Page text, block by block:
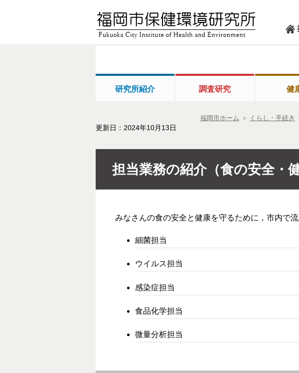
研究所紹介 調査研究 健
福岡市ホーム ＞ くらし・手続き
更新日：2024年10月13日
担当業務の紹介（食の安全・健
みなさんの食の安全と健康を守るために，市内で
細菌担当
ウイルス担当
感染症担当
食品化学担当
微量分析担当